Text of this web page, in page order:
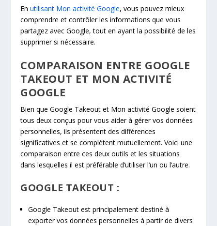
Enutilisant Mon activité Google, vous pouvez mieux
comprendre et contrôler les informations que vous
partagez avec Google, tout en ayant la possibilité de les
supprimer si nécessaire.
COMPARAISON ENTRE GOOGLE
TAKEOUT ET MON ACTIVITÉ
GOOGLE
Bien que Google Takeout et Mon activité Google soient
tous deux conçus pour vous aider à gérer vos données
personnelles, ils présentent des différences
significatives et se complètent mutuellement. Voici une
comparaison entre ces deux outils et les situations
dans lesquelles il est préférable d’utiliser l’un ou l’autre.
GOOGLE TAKEOUT :
Google Takeout est principalement destiné à
exporter vos données personnelles à partir de divers